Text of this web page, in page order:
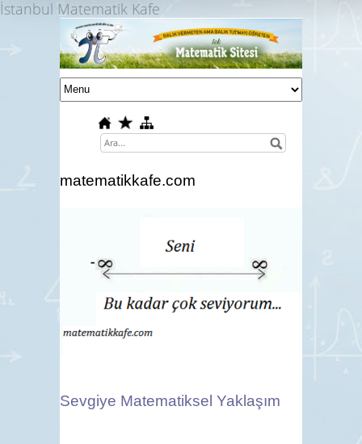
İstanbul Matematik Kafe
matematikkafe.com
Sevgiye Matematiksel Yaklaşım